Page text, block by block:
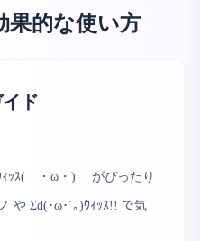
果的な使い方
ド
ｯｽ( ・ω・)ゞ がぴったり
や Σd(･ω･´｡)ｳｨｯｽ!! で気